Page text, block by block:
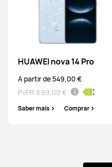
HUAWEI nova 14 Pro
A partir de 549,00 €
PVPR:699,00 €
Saber mais Comprar